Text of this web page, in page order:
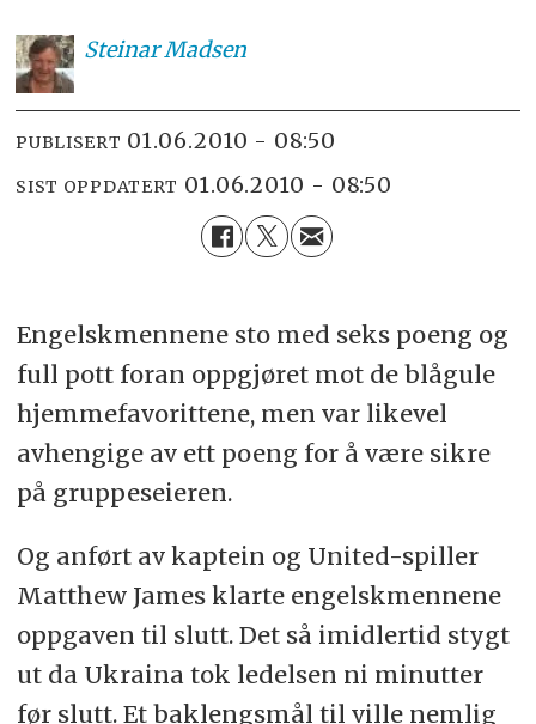
SteinarMadsen
PUBLISERT 01.06.2010 - 08:50
SIST OPPDATERT 01.06.2010 - 08:50
Engelskmennene sto med seks poeng og
full pott foran oppgjøret mot de blågule
hjemmefavorittene, men var likevel
avhengige av ett poeng for å være sikre
på gruppeseieren.
Og anført av kaptein og United-spiller
Matthew James klarte engelskmennene
oppgaven til slutt. Det så imidlertid stygt
ut da Ukraina tok ledelsen ni minutter
før slutt. Et baklengsmål til ville nemlig